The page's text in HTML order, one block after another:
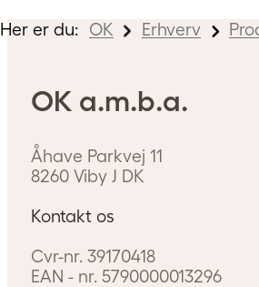
Her er du: OK Erhverv
OK a.m.b.a.
Åhave Parkvej 11
8260 Viby J DK
Kontakt os
Cvr-nr. 39170418
EAN - nr.5790000013296